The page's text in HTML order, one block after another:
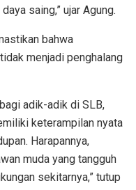
saing,” ujar Agung.
bahwa
menjadi penghalang
adik-adik di SLB,
keterampilan nyata
Harapannya,
muda yang tangguh
sekitarnya,” tutup